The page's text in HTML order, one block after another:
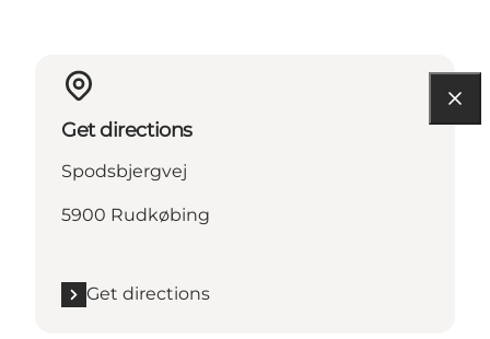
Get directions
Spodsbjergvej
5900 Rudkøbing
Get directions